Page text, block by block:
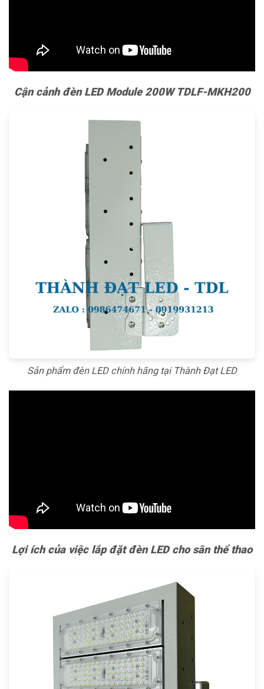
Cận cảnh đèn LED Module 200W TDLF-MKH200
Sản phẩm đèn LED chính hãng tại Thành Đạt LED
Lợi ích của việc lắp đặt đèn LED cho sân thể thao